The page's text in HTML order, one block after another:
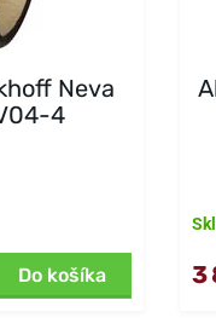
Neva
4
Do košíka 3